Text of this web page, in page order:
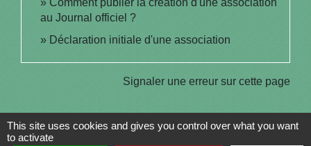
au Journal officiel ?
Déclaration initiale d'une association
Signaler une erreur sur cette page
This site uses cookies and gives you control over what you want
to activate